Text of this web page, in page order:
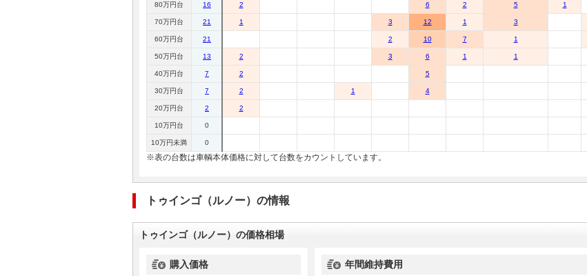
80万円台 16 2 6 2 5 1
70万円台 21 1 3 12 1 3
60万円台 21 2 10 7 1
50万円台 13 2 3 6 1 1
40万円台 7 2 5
30万円台 7 2 1 4
20万円台 2 2
10万円台 0
10万円未満 0
※表の台数は車輌本体価格に対して台数をカウントしています。
トゥインゴ（ルノー）の情報
トゥインゴ（ルノー）の価格相場
購入価格 年間維持費用